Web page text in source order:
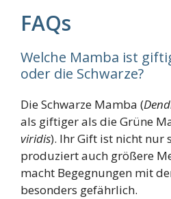
FAQs
Welche Mamba ist
oder die Schwarze?
Die Schwarze Mamba (
als giftiger als die Grüne
viridis). Ihr Gift ist nicht nur
produziert auch größere
macht Begegnungen mit
besonders gefährlich.